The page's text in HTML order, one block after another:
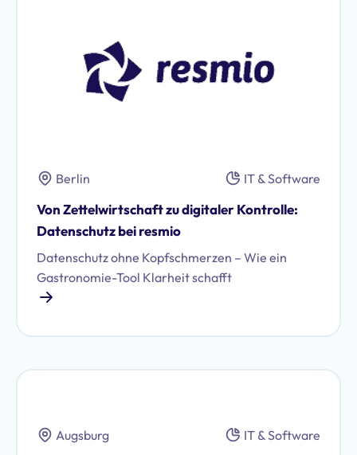
Berlin IT & Software
Von Zettelwirtschaft zu digitaler Kontrolle:
Datenschutz bei resmio
Datenschutz ohne Kopfschmerzen – Wie ein
Gastronomie-Tool Klarheit schafft
Augsburg IT & Software